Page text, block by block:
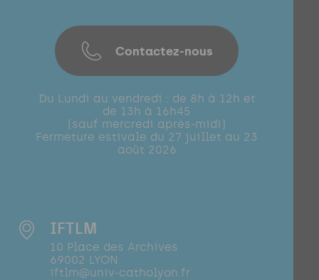
Contactez-nous
Du Lundi au vendredi : de 8h à 12h et
de 13h à 16h45
(sauf mercredi après-midi)
Fermeture estivale du 27 juillet au 23
août 2026
IFTLM
10 Place des Archives
69002 LYON
iftlm@univ-catholyon.fr